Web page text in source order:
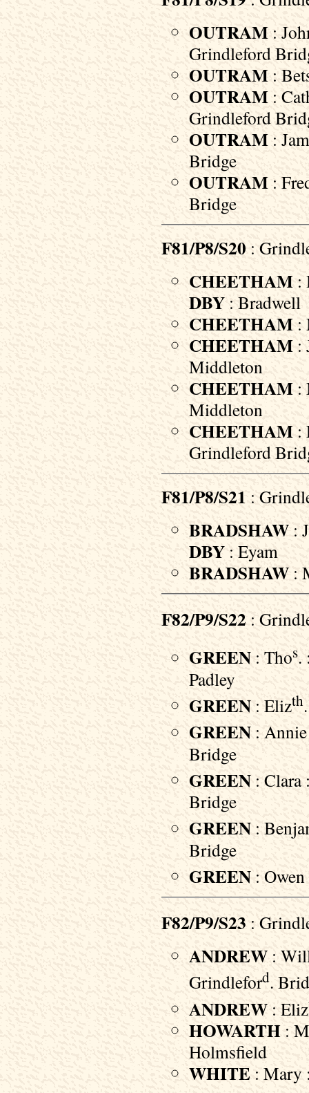
OUTRAM :
Grindleford
OUTRAM :
OUTRAM :
Grindleford
OUTRAM :
Bridge
OUTRAM :
Bridge
F81/P8/S20 :
CHEETHAM :
DBY : Bradwell
CHEETHAM :
CHEETHAM :
Middleton
CHEETHAM :
Middleton
CHEETHAM :
Grindleford
F81/P8/S21 :
BRADSHAW :
DBY : Eyam
BRADSHAW :
F82/P9/S22 :
GREEN : Thos.
Padley
GREEN : Elizth
GREEN :
Bridge
GREEN : Clara
Bridge
GREEN :
Bridge
GREEN :
F82/P9/S23 :
ANDREW :
Grindleford.
ANDREW : Eliz
HOWARTH :
Holmsfield
WHITE : Mary